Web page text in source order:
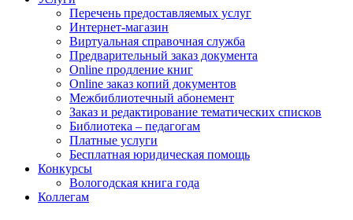
Перечень предоставляемых услуг
Интернет-магазин
Виртуальная справочная служба
Предварительный заказ документа
Online продление книг
Online заказ копий документов
Межбиблиотечный абонемент
Заказ и редактирование тематических списков
Библиотека – педагогам
Платные услуги
Бесплатная юридическая помощь
Конкурсы
Вологодская книга года
Коллегам